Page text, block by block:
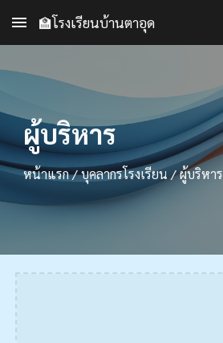
Skip to main content
🏫โรงเรียนบ้านตาอุด
ผู้บริหาร
หน้าแรก / บุคลากรโรงเรียน / ผู้บริหาร